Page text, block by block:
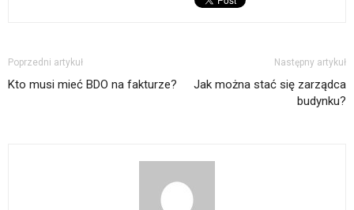
Poprzedni artykuł
Kto musi mieć BDO na fakturze?
Następny artykuł
Jak można stać się zarządca
budynku?